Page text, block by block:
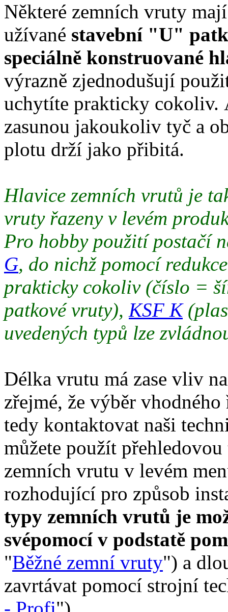
Některé zemních vruty
užívané stavební "U"
speciálně konstruované
výrazně zjednodušují
uchytíte prakticky cokoliv.
zasunou jakoukoliv tyč a
plotu drží jako přibitá.
Hlavice zemních vrutů je
vruty řazeny v levém
Pro hobby použití postačí
G, do nichž pomocí
prakticky cokoliv (číslo =
patkové vruty), KSF K
uvedených typů lze
Délka vrutu má zase vliv
zřejmé, že výběr
tedy kontaktovat naši
můžete použít
zemních vrutu v levém
rozhodující pro způsob
typy zemních vrutů je
svépomocí v podstatě
"Běžné zemní vruty") a
zavrtávat pomocí strojní